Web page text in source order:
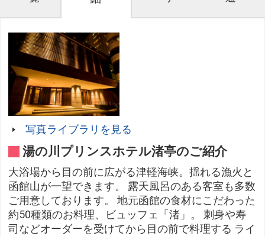
写真ライブラリを見る
湯の川プリンスホテル渚亭のご紹介
大浴場から目の前に広がる津軽海峡。揺れる漁火と
函館山が一望できます。 露天風呂のある客室も多数
ご用意しております。 地元函館の食材にこだわった
約50種類のお料理、ビュッフェ「渚」。 刺身や寿
司などオーダーを受けてから目の前で料理する ライ